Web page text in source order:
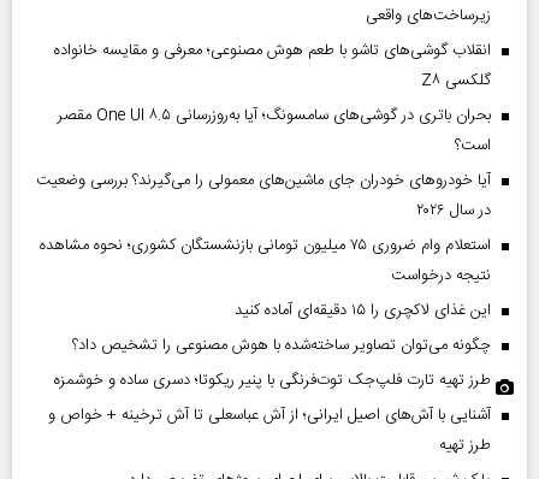
زیرساخت‌های واقعی
انقلاب گوشی‌های تاشو‌ با طعم هوش مصنوعی؛ معرفی و مقایسه خانواده
گلکسی Z۸
بحران باتری در گوشی‌های سامسونگ؛ آیا به‌روزرسانی One UI ۸.۵ مقصر
است؟
آیا خودروهای خودران جای ماشین‌های معمولی را می‌گیرند؟ بررسی وضعیت
در سال ۲۰۲۶
استعلام وام ضروری ۷۵ میلیون تومانی بازنشستگان کشوری؛ نحوه مشاهده
نتیجه درخواست
این غذای لاکچری را ۱۵ دقیقه‌ای آماده کنید
چگونه می‌توان تصاویر ساخته‌شده با هوش مصنوعی را تشخیص داد؟
طرز تهیه تارت فلپ‌جک توت‌فرنگی با پنیر ریکوتا؛ دسری ساده و خوشمزه
آشنایی با آش‌های اصیل ایرانی؛ از آش عباسعلی تا آش ترخینه + خواص و
طرز تهیه